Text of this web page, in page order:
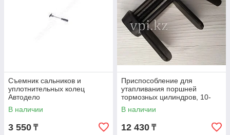
Съемник сальников и
уплотнительных колец
Автодело
В наличии
3 550 ₸
Приспособление для
утапливания поршней
тормозных цилиндров, 10-
90мм. Автодело
В наличии
12 430 ₸